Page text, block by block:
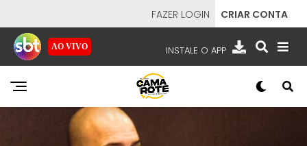
FAZER LOGIN CRIAR CONTA
AO VIVO INSTALE O APP
EMISSORAS
NOSSAS REDES